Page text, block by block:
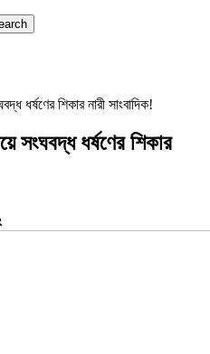
ধর্ষণের শিকার নারী সাংবাদিক!
সংঘবদ্ধ ধর্ষণের শিকার